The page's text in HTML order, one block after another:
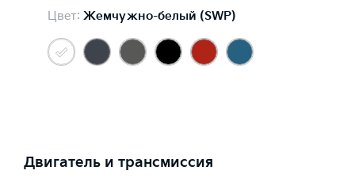
Цвет: Жемчужно-белый (SWP)
Двигатель и трансмиссия